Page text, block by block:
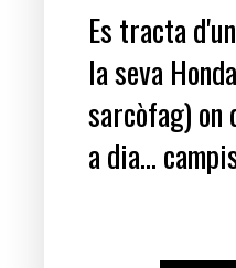
Es tracta
la seva
sarcòfag)
a dia...